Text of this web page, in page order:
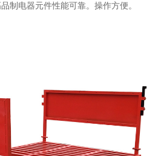
制电器元件性能可靠。操作方便。